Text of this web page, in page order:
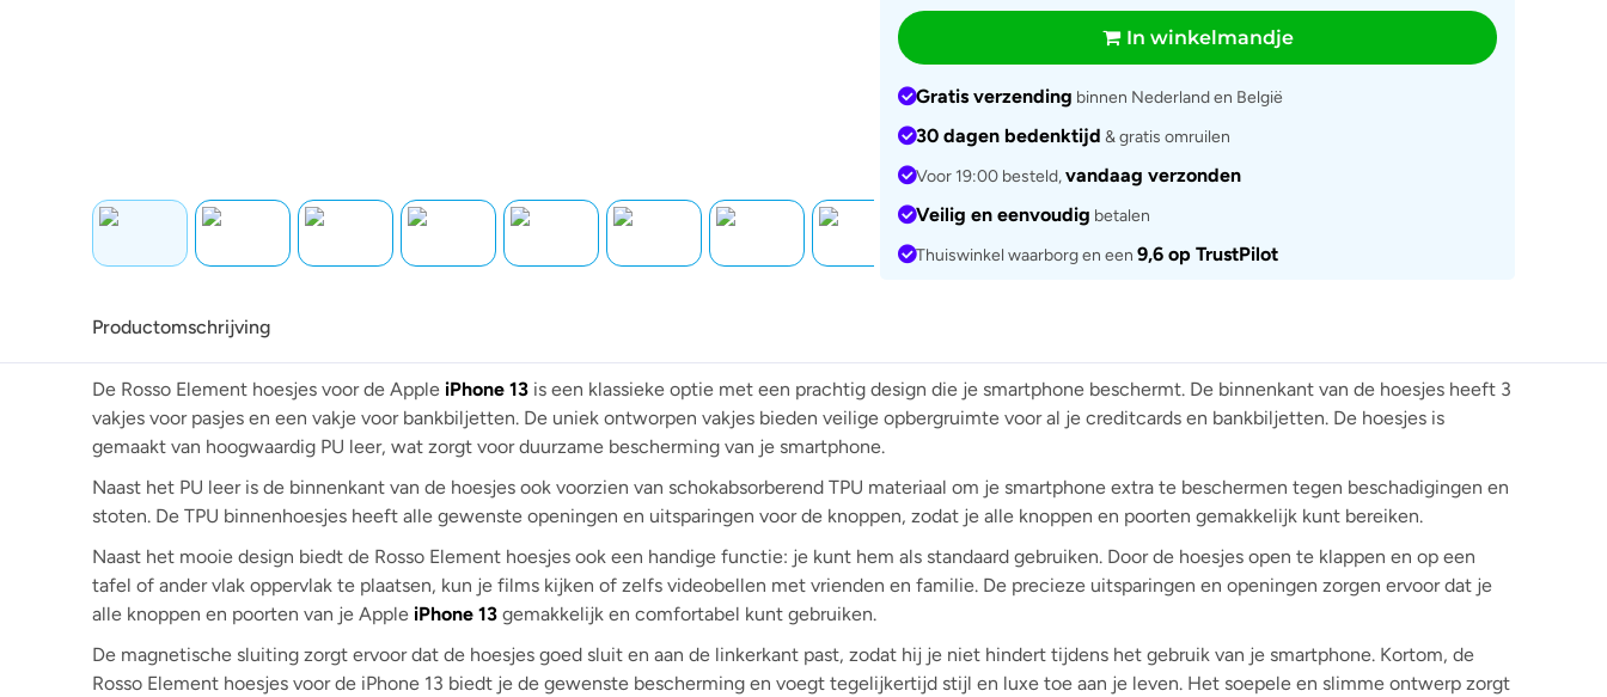
In winkelmandje
Gratis verzending binnen Nederland en België
30 dagen bedenktijd & gratis omruilen
Voor 19:00 besteld,vandaag verzonden
Veilig en eenvoudig betalen
Thuiswinkel waarborg en een 9,6 op TrustPilot
Productomschrijving
De Rosso Element hoesjes voor de Apple iPhone 13 is een klassieke optie met een prachtig design die je smartphone beschermt. De binnenkant van de hoesjes heeft 3
vakjes voor pasjes en een vakje voor bankbiljetten. De uniek ontworpen vakjes bieden veilige opbergruimte voor al je creditcards en bankbiljetten. De hoesjes is
gemaakt van hoogwaardig PU leer, wat zorgt voor duurzame bescherming van je smartphone.
Naast het PU leer is de binnenkant van de hoesjes ook voorzien van schokabsorberend TPU materiaal om je smartphone extra te beschermen tegen beschadigingen en
stoten. De TPU binnenhoesjes heeft alle gewenste openingen en uitsparingen voor de knoppen, zodat je alle knoppen en poorten gemakkelijk kunt bereiken.
Naast het mooie design biedt de Rosso Element hoesjes ook een handige functie: je kunt hem als standaard gebruiken. Door de hoesjes open te klappen en op een
tafel of ander vlak oppervlak te plaatsen, kun je films kijken of zelfs videobellen met vrienden en familie. De precieze uitsparingen en openingen zorgen ervoor dat je
alle knoppen en poorten van je Apple iPhone 13 gemakkelijk en comfortabel kunt gebruiken.
De magnetische sluiting zorgt ervoor dat de hoesjes goed sluit en aan de linkerkant past, zodat hij je niet hindert tijdens het gebruik van je smartphone. Kortom, de
Rosso Element hoesjes voor de iPhone 13 biedt je de gewenste bescherming en voegt tegelijkertijd stijl en luxe toe aan je leven. Het soepele en slimme ontwerp zorgt